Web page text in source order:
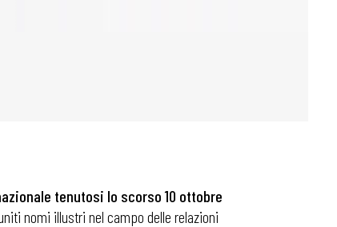
tenutosi lo scorso 10 ottobre
nomi illustri nel campo delle relazioni